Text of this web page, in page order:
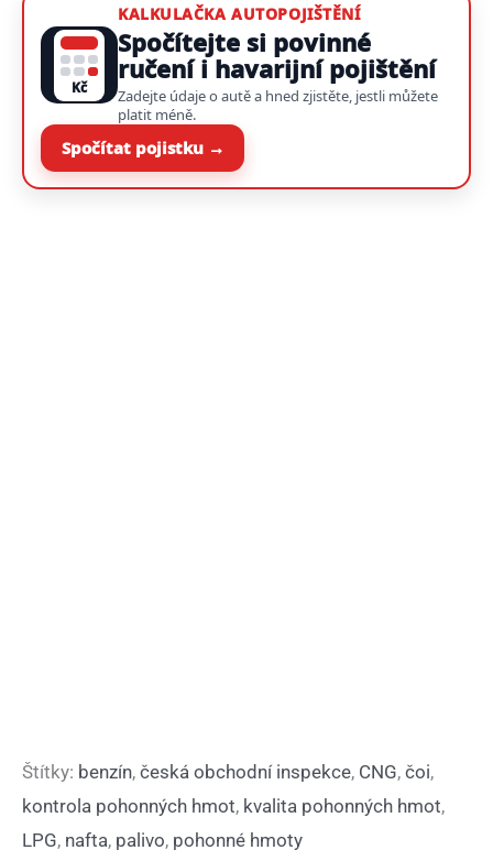
Kč
KALKULAČKA AUTOPOJIŠTĚNÍ
Spočítejte si povinné
ručení i havarijní pojištění
Zadejte údaje o autě a hned zjistěte, jestli můžete
platit méně.
Spočítat pojistku →
Štítky: benzín, česká obchodní inspekce, CNG, čoi,
kontrola pohonných hmot, kvalita pohonných hmot,
LPG, nafta, palivo, pohonné hmoty